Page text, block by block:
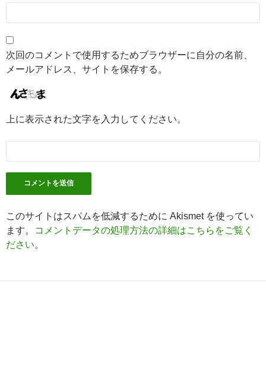
次回のコメントで使用するためブラウザーに自分の名前、
メールアドレス、サイトを保存する。
上に表示された文字を入力してください。
このサイトはスパムを低減するために Akismet を使ってい
ます。
コメントデータの処理方法の詳細はこちらをご覧く
ださい。